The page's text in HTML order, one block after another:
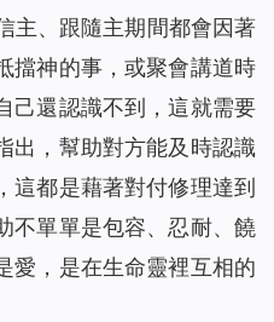
主、跟隨主期間都會因著
擋神的事，或聚會講道時
己還認識不到，這就需要
出，幫助對方能及時認識
這都是藉著對付修理達到
不單單是包容、忍耐、饒
愛，是在生命靈裡互相的